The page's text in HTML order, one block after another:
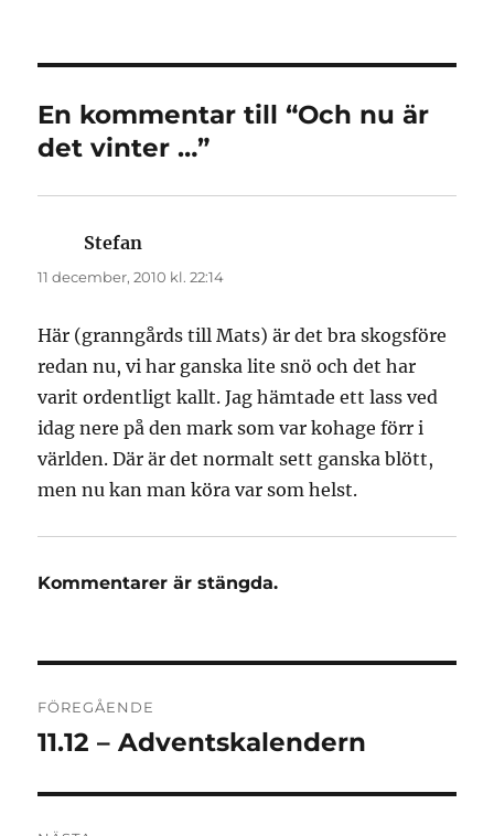
En kommentar till “Och nu är
det vinter …”
Stefan
11 december, 2010 kl. 22:14
Här (granngårds till Mats) är det bra skogsföre
redan nu, vi har ganska lite snö och det har
varit ordentligt kallt. Jag hämtade ett lass ved
idag nere på den mark som var kohage förr i
världen. Där är det normalt sett ganska blött,
men nu kan man köra var som helst.
Kommentarer är stängda.
FÖREGÅENDE
Föregående
11.12 – Adventskalendern